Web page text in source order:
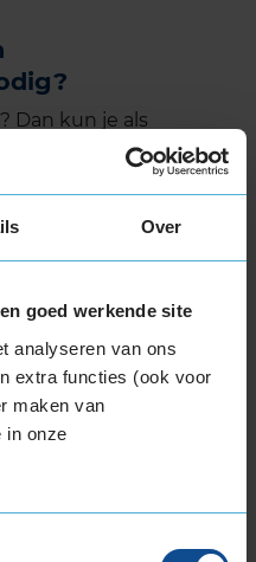
Over
goed werkende site
analyseren van ons
extra functies (ook voor
maken van
in onze
Dan kun je als
jaar of om de 15.000
onderhoudsbeurt.
als het tijd is